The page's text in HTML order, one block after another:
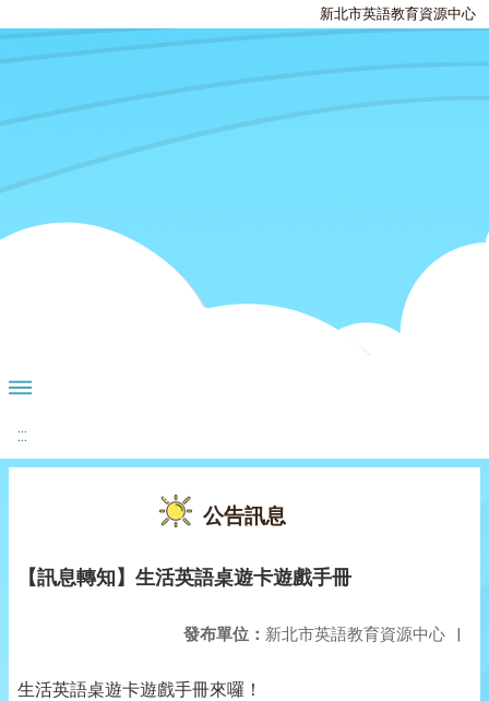
新北市英語教育資源中心
:::
公告訊息
【訊息轉知】生活英語桌遊卡遊戲手冊
發布單位： 新北市英語教育資源中心 |
生活英語桌遊卡遊戲手冊來囉！